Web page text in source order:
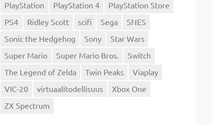
PlayStation
PlayStation 4
PlayStation Store
PS4
Ridley Scott scifi Sega
SNES
Sonic the Hedgehog
Sony
Star Wars
Super Mario
Super Mario Bros.
Switch
The Legend of Zelda
Twin Peaks
Viaplay
VIC-20
virtuaalitodellisuus
Xbox One
ZX Spectrum